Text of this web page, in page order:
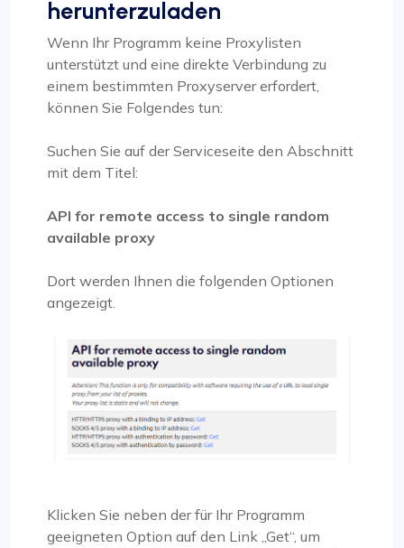
herunterzuladen
Wenn Ihr Programm keine Proxylisten
unterstützt und eine direkte Verbindung zu
einem bestimmten Proxyserver erfordert,
können Sie Folgendes tun:
Suchen Sie auf der Serviceseite den Abschnitt
mit dem Titel:
API for remote access to single random
available proxy
Dort werden Ihnen die folgenden Optionen
angezeigt.
Klicken Sie neben der für Ihr Programm
geeigneten Option auf den Link „Get“, um